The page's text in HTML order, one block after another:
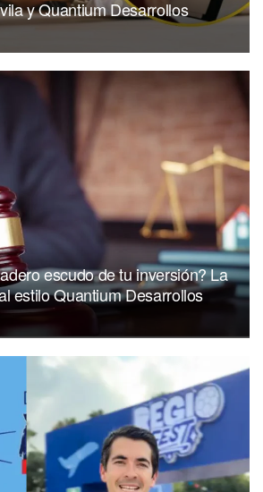
y Quantium Desarrollos
escudo de tu inversión? La
estilo Quantium Desarrollos